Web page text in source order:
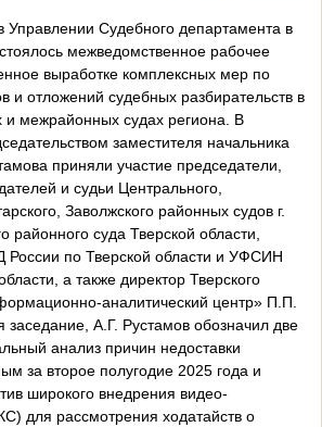
Управлении Судебного департамента в
межведомственное рабочее
выработке комплексных мер по
и отложений судебных разбирательств в
и межрайонных судах региона. В
заместителя начальника
приняли участие председатели,
и судьи Центрального,
Заволжского районных судов г.
районного суда Тверской области,
России по Тверской области и УФСИН
а также директор Тверского
аналитический центр» П.П.
А.Г. Рустамов обозначил две
анализ причин недоставки
за второе полугодие 2025 года и
широкого внедрения видео-
для рассмотрения ходатайств о